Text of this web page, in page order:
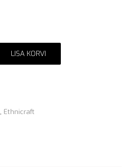
LISA KORVI
, Ethnicraft